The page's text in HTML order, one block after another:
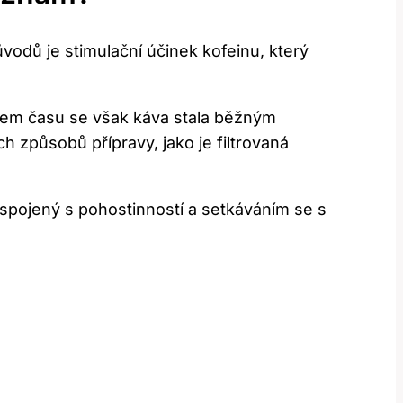
je stimulační účinek kofeinu, který
času se však káva stala běžným
způsobů přípravy, jako je filtrovaná
s pohostinností a setkáváním se s